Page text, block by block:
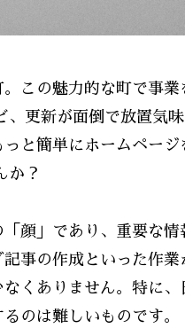
この魅力的な町で事
更新が面倒で放置気
と簡単にホームページ
か？
顔」であり、重要な
事の作成といった作
くありません。特に、
のは難しいものです。